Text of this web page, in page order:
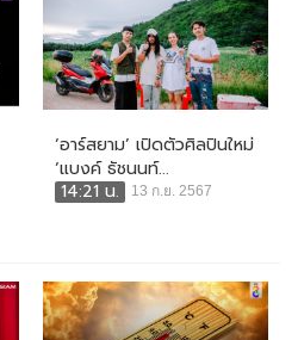
‘อาร์สยาม’ เปิดตัวศิลปินใหม่
‘แบงค์ ธัชนนท์...
14:21 น.
13 ก.ย. 2567